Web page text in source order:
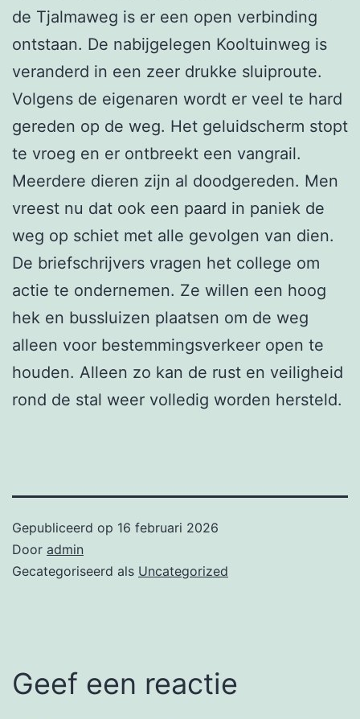
de Tjalmaweg is er een open verbinding
ontstaan. De nabijgelegen Kooltuinweg is
veranderd in een zeer drukke sluiproute.
Volgens de eigenaren wordt er veel te hard
gereden op de weg. Het geluidscherm stopt
te vroeg en er ontbreekt een vangrail.
Meerdere dieren zijn al doodgereden. Men
vreest nu dat ook een paard in paniek de
weg op schiet met alle gevolgen van dien.
De briefschrijvers vragen het college om
actie te ondernemen. Ze willen een hoog
hek en bussluizen plaatsen om de weg
alleen voor bestemmingsverkeer open te
houden. Alleen zo kan de rust en veiligheid
rond de stal weer volledig worden hersteld.
Gepubliceerd op 16 februari 2026
Door admin
Gecategoriseerd als Uncategorized
Geef een reactie